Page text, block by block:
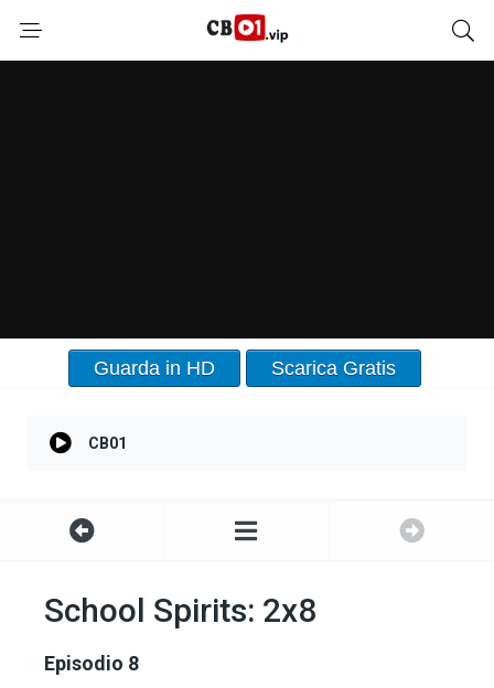
Guarda in HD Scarica Gratis
CB01
School Spirits: 2x8
Episodio 8